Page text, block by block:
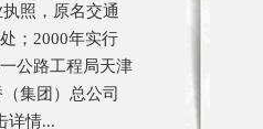
照，原名交通
；2000年实行
公路工程局天津
集团）总公司
详情...